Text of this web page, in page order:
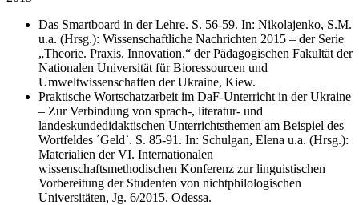
Das Smartboard in der Lehre. S. 56-59. In: Nikolajenko, S.M.
u.a. (Hrsg.): Wissenschaftliche Nachrichten 2015 – der Serie
„Theorie. Praxis. Innovation.“ der Pädagogischen Fakultät der
Nationalen Universität für Bioressourcen und
Umweltwissenschaften der Ukraine, Kiew.
Praktische Wortschatzarbeit im DaF-Unterricht in der Ukraine
– Zur Verbindung von sprach-, literatur- und
landeskundedidaktischen Unterrichtsthemen am Beispiel des
Wortfeldes ´Geld`. S. 85-91. In: Schulgan, Elena u.a. (Hrsg.):
Materialien der VI. Internationalen
wissenschaftsmethodischen Konferenz zur linguistischen
Vorbereitung der Studenten von nichtphilologischen
Universitäten, Jg. 6/2015. Odessa.